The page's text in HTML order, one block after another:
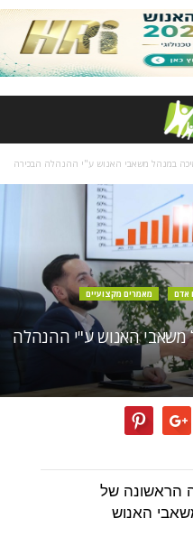
אדם
מאמרים מקצועיים
משאבי האנוש ע"י ההנהלה
הראשונה של
האנוש